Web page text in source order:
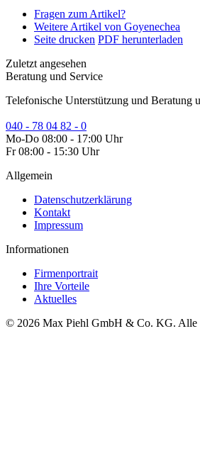
Fragen zum Artikel?
Weitere Artikel von Goyenechea
Seite drucken PDF herunterladen
Zuletzt angesehen
Beratung und Service
Telefonische Unterstützung und Beratung
040 - 78 04 82 - 0
Mo-Do 08:00 - 17:00 Uhr
Fr 08:00 - 15:30 Uhr
Allgemein
Datenschutzerklärung
Kontakt
Impressum
Informationen
Firmenportrait
Ihre Vorteile
Aktuelles
© 2026 Max Piehl GmbH & Co. KG. Alle